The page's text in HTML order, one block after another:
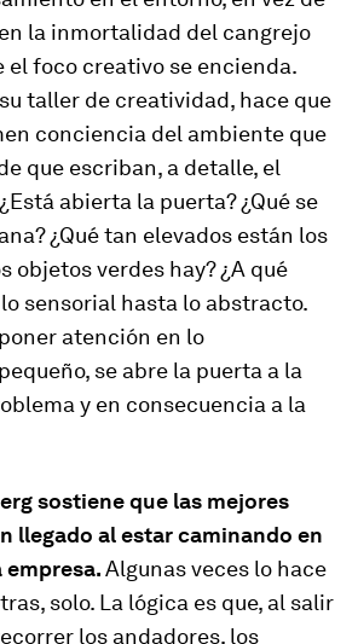
la inmortalidad del cangrejo
el foco creativo se encienda.
taller de creatividad, hace que
conciencia del ambiente que
que escriban, a detalle, el
abierta la puerta? ¿Qué se
¿Qué tan elevados están los
objetos verdes hay? ¿A qué
lo sensorial hasta lo abstracto.
atención en lo
se abre la puerta a la
y en consecuencia a la
sostiene que las mejores
llegado al estar caminando en
empresa.Algunas veces lo hace
solo. La lógica es que, al salir
los andadores, los